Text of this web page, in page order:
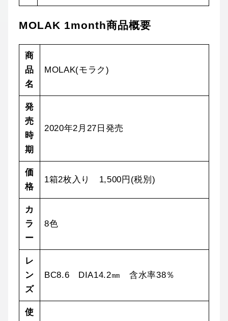
MOLAK 1month商品概要
商
品
名
MOLAK(モラク)
発
売
時
期
2020年2月27日発売
価
格
1箱2枚入り 1,500円(税別)
カ
ラ
ー
8色
レ
ン
ズ
BC8.6 DIA14.2㎜ 含水率38％
使